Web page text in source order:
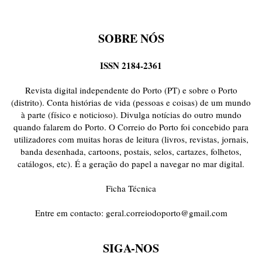
SOBRE NÓS
ISSN 2184-2361
Revista digital independente do Porto (PT) e sobre o Porto
(distrito). Conta histórias de vida (pessoas e coisas) de um mundo
à parte (físico e noticioso). Divulga notícias do outro mundo
quando falarem do Porto. O Correio do Porto foi concebido para
utilizadores com muitas horas de leitura (livros, revistas, jornais,
banda desenhada, cartoons, postais, selos, cartazes, folhetos,
catálogos, etc). É a geração do papel a navegar no mar digital.
Ficha Técnica
Entre em contacto: geral.correiodoporto@gmail.com
SIGA-NOS